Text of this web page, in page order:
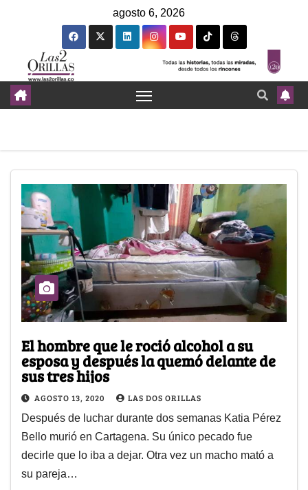
agosto 6, 2026
El hombre que le roció alcohol a su
esposa y después la quemó delante de
sus tres hijos
AGOSTO 13, 2020 LAS DOS ORILLAS
Después de luchar durante dos semanas Katia Pérez
Bello murió en Cartagena. Su único pecado fue
decirle que lo iba a dejar. Otra vez un macho mató a
su pareja…